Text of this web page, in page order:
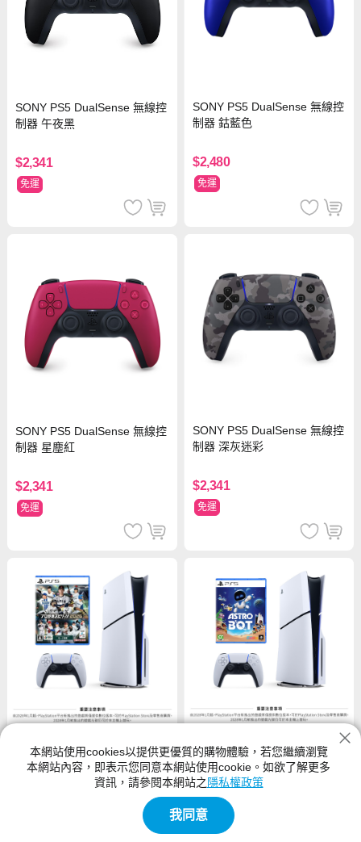
SONY PS5 DualSense 無線控
制器 午夜黑
$2,341
免運
SONY PS5 DualSense 無線控
制器 鈷藍色
$2,480
免運
SONY PS5 DualSense 無線控
制器 星塵紅
$2,341
免運
SONY PS5 DualSense 無線控
制器 深灰迷彩
$2,341
免運
【88感謝祭】SONY PS5 光碟
版 Slim輕薄型主機 (CFI-2118
A01)+PS5 職棒野球魂2026 中
SONY PS5 光碟版 Slim輕薄型
主機 (CFI-2118A01)+PS5 Astr
o Bot 太空機器人 中文版
$21,080
免運
本網站使用cookies以提供更優質的購物體驗，若您繼續瀏覽
本網站內容，即表示您同意本網站使用cookie。如欲了解更多
資訊，請參閱本網站之 隱私權政策
我同意